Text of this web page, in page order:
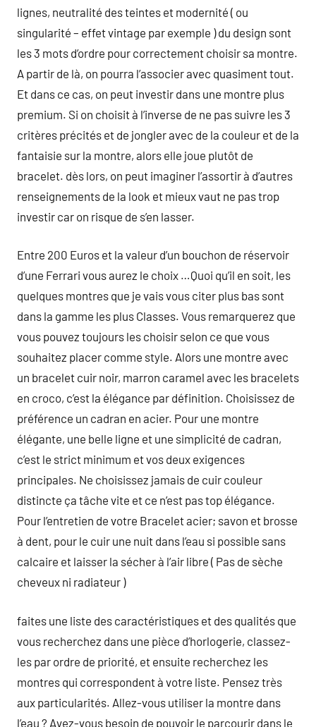
lignes, neutralité des teintes et modernité ( ou
singularité – effet vintage par exemple ) du design sont
les 3 mots d’ordre pour correctement choisir sa montre.
A partir de là, on pourra l’associer avec quasiment tout.
Et dans ce cas, on peut investir dans une montre plus
premium. Si on choisit à l’inverse de ne pas suivre les 3
critères précités et de jongler avec de la couleur et de la
fantaisie sur la montre, alors elle joue plutôt de
bracelet. dès lors, on peut imaginer l’assortir à d’autres
renseignements de la look et mieux vaut ne pas trop
investir car on risque de s’en lasser.
Entre 200 Euros et la valeur d’un bouchon de réservoir
d’une Ferrari vous aurez le choix …Quoi qu’il en soit, les
quelques montres que je vais vous citer plus bas sont
dans la gamme les plus Classes. Vous remarquerez que
vous pouvez toujours les choisir selon ce que vous
souhaitez placer comme style. Alors une montre avec
un bracelet cuir noir, marron caramel avec les bracelets
en croco, c’est la élégance par définition. Choisissez de
préférence un cadran en acier. Pour une montre
élégante, une belle ligne et une simplicité de cadran,
c’est le strict minimum et vos deux exigences
principales. Ne choisissez jamais de cuir couleur
distincte ça tâche vite et ce n’est pas top élégance.
Pour l’entretien de votre Bracelet acier; savon et brosse
à dent, pour le cuir une nuit dans l’eau si possible sans
calcaire et laisser la sécher à l’air libre ( Pas de sèche
cheveux ni radiateur )
faites une liste des caractéristiques et des qualités que
vous recherchez dans une pièce d’horlogerie, classez-
les par ordre de priorité, et ensuite recherchez les
montres qui correspondent à votre liste. Pensez très
aux particularités. Allez-vous utiliser la montre dans
l’eau ? Avez-vous besoin de pouvoir le parcourir dans le